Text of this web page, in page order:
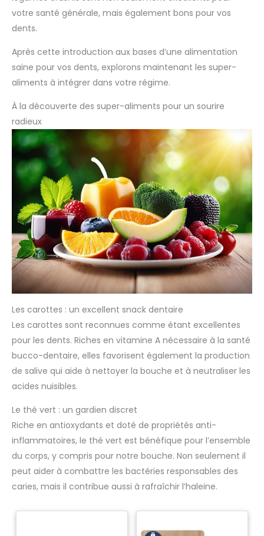
votre santé générale, mais également bons pour vos
dents.
Après cette introduction aux bases d’une alimentation
saine pour vos dents, explorons maintenant les super-
aliments à intégrer dans votre régime.
À la découverte des super-aliments pour un sourire
radieux
Les carottes : un excellent snack dentaire
Les carottes sont reconnues comme étant excellentes
pour les dents. Riches en vitamine A nécessaire à la santé
bucco-dentaire, elles favorisent également la production
de salive qui aide à nettoyer la bouche et à neutraliser les
acides nuisibles.
Le thé vert : un gardien discret
Riche en antioxydants et doté de propriétés anti-
inflammatoires, le thé vert est bénéfique pour l’ensemble
du corps, y compris pour notre bouche. Non seulement il
peut aider à combattre les bactéries responsables des
caries, mais il contribue aussi à rafraîchir l’haleine.